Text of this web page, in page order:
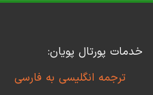
خدمات پورتال پویان:
ترجمه انگلیسی به فارسی